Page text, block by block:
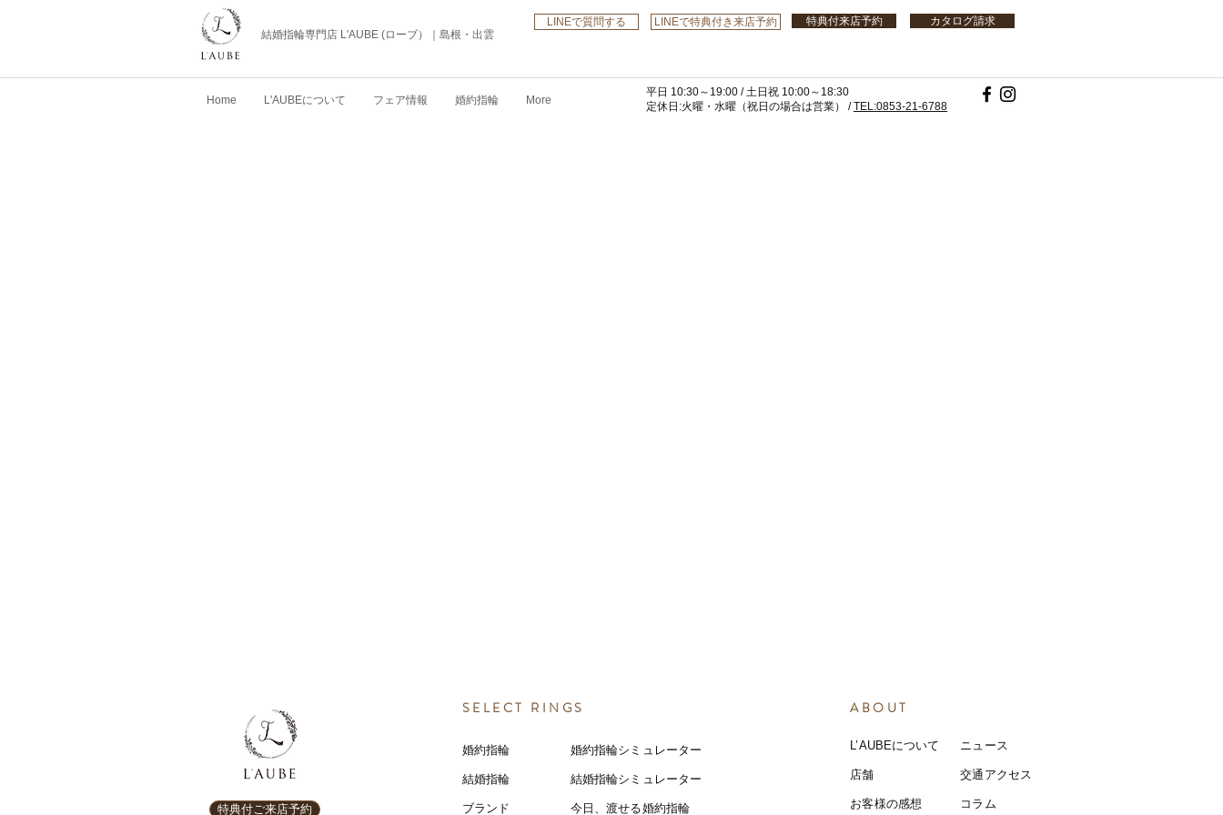
結婚指輪専門店 L'AUBE (ローブ）｜島根・出雲
LINEで質問する LINEで特典付き来店予約 特典付来店予約 カタログ請求
Home L'AUBEについて フェア情報 婚約指輪 More
平日 10:30～19:00 /土日祝 10:00～18:30
​定休日:火曜・水曜 （祝日の場合は営業） /TEL:0853-21-6788
特典付ご来店予約
SELECT RINGS
婚約指輪
結婚指輪
ブランド
婚約指輪シミュレーター
結婚指輪シミ ュ レーター
今日、渡せる婚約指輪
ABOUT
L’AUBEについて
店舗
お客様の感想
​ニュース
​交通アクセス
コラム